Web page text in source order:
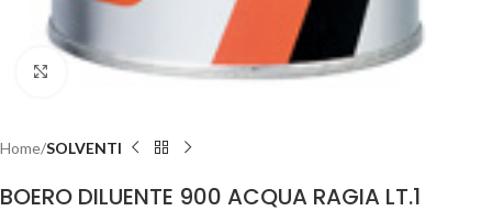
Clicca per ingrandire
Home SOLVENTI
BOERO DILUENTE 900 ACQUA RAGIA LT.1